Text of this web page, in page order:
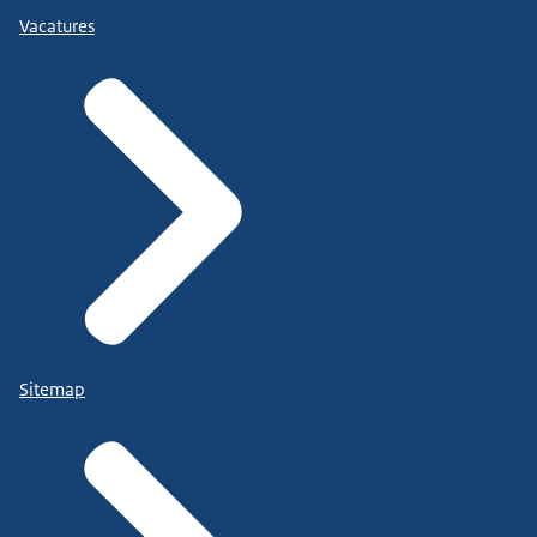
Vacatures
Sitemap